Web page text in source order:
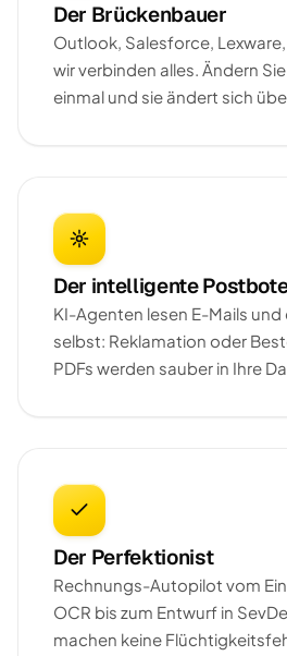
Der Brückenbauer
Outlook, Salesforce,
wir verbinden alles. Ändern
einmal und sie ändert sich
Der intelligente
KI-Agenten lesen E-Mails
selbst: Reklamation oder
PDFs werden sauber in Ihre
Der Perfektionist
Rechnungs-Autopilot vom
OCR bis zum Entwurf in
machen keine